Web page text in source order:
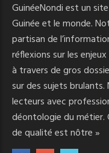
GuinéeNondi est un
Guinée et le monde.
partisan de
réflexions sur les
à travers de gros
sur des sujets
lecteurs avec
déontologie du métier.
de qualité est nôtre »